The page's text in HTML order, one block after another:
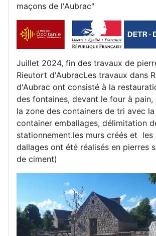
maçons de l'Aubrac"
Juillet 2024, fin des travaux de
Rieutort d'AubracLes travaux dans
d'Aubrac ont consisté à la
des fontaines, devant le four à
la zone des containers de tri avec
container emballages, délimitation
stationnement.les murs créés et les
dallages ont été réalisés en pierres
de ciment)